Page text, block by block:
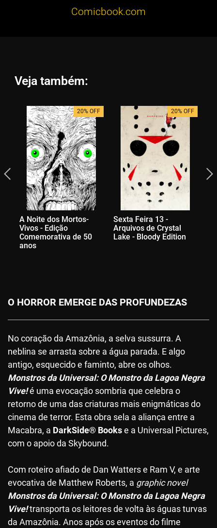
Comicbook.com
Veja também:
20% OFF
A Noite dos Mortos-
Vivos - Edição
Comemorativa de 50
anos
20% OFF
Sexta Feira 13 -
Arquivos de Crystal
Lake - Bloody Edition
O HORROR EMERGE DAS PROFUNDEZAS
No coração da Amazônia, a selva sussurra. A
neblina se arrasta sobre a água parada. E algo
antigo, esquecido e faminto, abre os olhos.
Monstros da Universal: O Monstro da Lagoa Negra
Vive!é uma evocação sombria que celebra o
retorno de uma das criaturas mais enigmáticas do
cinema de terror. Esta obra sela a aliança entre a
Macabra, a DarkSide® Bookse a Universal Pictures,
com o apoio da Skybound.
Com roteiro afiado de Dan Watters e Ram V, e arte
evocativa de Matthew Roberts, a graphic novel
Monstros da Universal: O Monstro da Lagoa Negra
Vive!transporta os leitores de volta às águas turvas
da Amazônia. Anos após os eventos do filme